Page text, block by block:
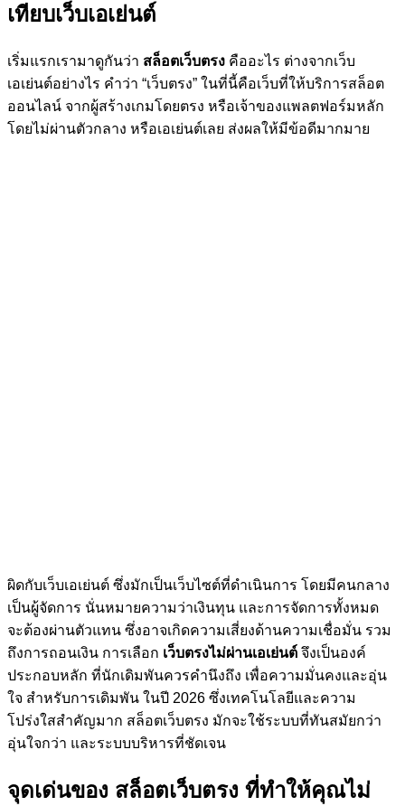
เทียบเว็บเอเย่นต์
เริ่มแรกเรามาดูกันว่า สล็อตเว็บตรง คืออะไร ต่างจากเว็บ
เอเย่นต์อย่างไร คำว่า “เว็บตรง” ในที่นี้คือเว็บที่ให้บริการสล็อต
ออนไลน์ จากผู้สร้างเกมโดยตรง หรือเจ้าของแพลตฟอร์มหลัก
โดยไม่ผ่านตัวกลาง หรือเอเย่นต์เลย ส่งผลให้มีข้อดีมากมาย
ผิดกับเว็บเอเย่นต์ ซึ่งมักเป็นเว็บไซต์ที่ดำเนินการ โดยมีคนกลาง
เป็นผู้จัดการ นั่นหมายความว่าเงินทุน และการจัดการทั้งหมด
จะต้องผ่านตัวแทน ซึ่งอาจเกิดความเสี่ยงด้านความเชื่อมั่น รวม
ถึงการถอนเงิน การเลือก เว็บตรงไม่ผ่านเอเย่นต์ จึงเป็นองค์
ประกอบหลัก ที่นักเดิมพันควรคำนึงถึง เพื่อความมั่นคงและอุ่น
ใจ สำหรับการเดิมพัน ในปี 2026 ซึ่งเทคโนโลยีและความ
โปร่งใสสำคัญมาก สล็อตเว็บตรง มักจะใช้ระบบที่ทันสมัยกว่า
อุ่นใจกว่า และระบบบริหารที่ชัดเจน
จุดเด่นของ สล็อตเว็บตรง ที่ทำให้คุณไม่